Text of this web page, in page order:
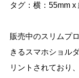
タグ：横：55mm x
販売中のスリムプ
きるスマホショル
リントされており